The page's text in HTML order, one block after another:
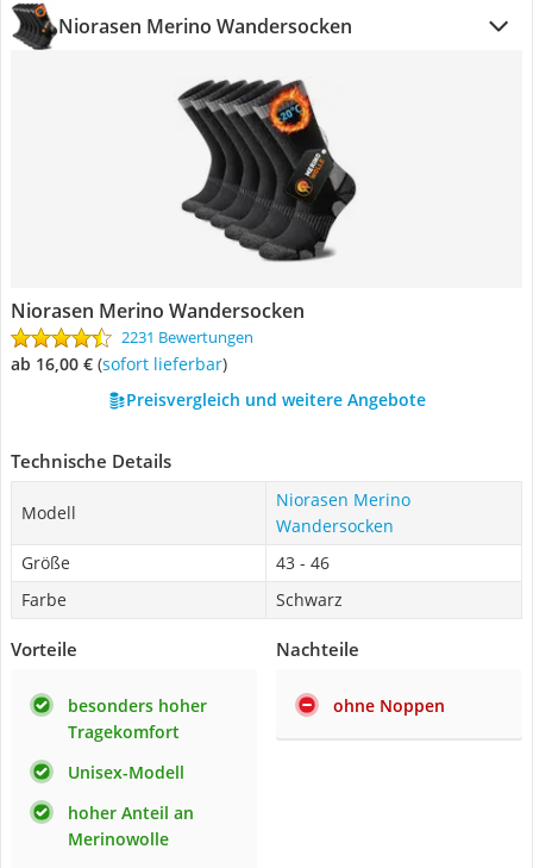
Niorasen Merino Wandersocken
Niorasen Merino Wandersocken
2231 Bewertungen
ab 16,00 € ( Sofort lieferbar)
Preisvergleich und weitere Angebote
Technische Details
Modell
Niorasen Merino
Wandersocken
Größe
43 - 46
Farbe
Schwarz
Vorteile
besonders hoher
Tragekomfort
Unisex-Modell
hoher Anteil an
Merinowolle
Nachteile
ohne Noppen